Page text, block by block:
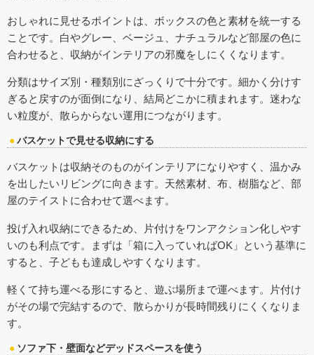
おしゃれに見せるポイントは、ボックスの色と素材を統一する
ことです。白やグレー、ベージュ、ナチュラルなど部屋の色に
合わせると、収納がインテリアの邪魔をしにくくなります。
分類はサイズ別・種類別にざっくりで十分です。細かく分けす
ぎると戻すのが面倒になり、結局どこかに積まれます。迷わな
い粒度が、散らからない運用につながります。
バスケットで見せる収納にする
バスケットは収納そのものがインテリアになりやすく、温かみ
を出したいリビングに向きます。天然素材、布、樹脂など、部
屋のテイストに合わせて選べます。
投げ入れ収納にできるため、片付けをワンアクション化しやす
いのも利点です。まずは「箱に入っていればOK」という基準に
すると、子どもも達成しやすくなります。
軽くて持ち運べる形にすると、遊ぶ場所まで運べます。片付け
がその場で完結するので、散らかりが長時間残りにくくなりま
す。
ソファ下・壁面などデッドスペースを使う